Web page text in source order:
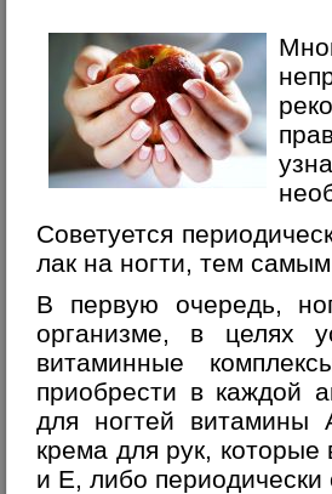
Советуется
лак на ногти, тем
В первую очередь,
организме, в целях
витаминные
приобрести в каждой
для ногтей витамины
крема для рук,
и Е, либо